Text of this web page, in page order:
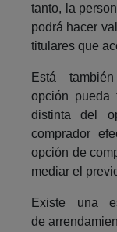
tanto, la
podrá hacer
titulares que
Está
opción pueda
distinta del
comprador
opción de
mediar el
Existe una
de